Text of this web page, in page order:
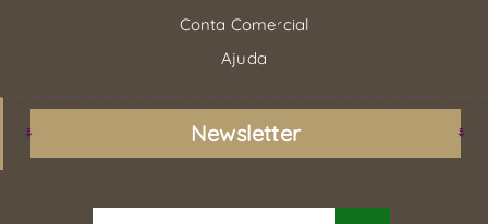
Conta Comercial
Ajuda
Newsletter